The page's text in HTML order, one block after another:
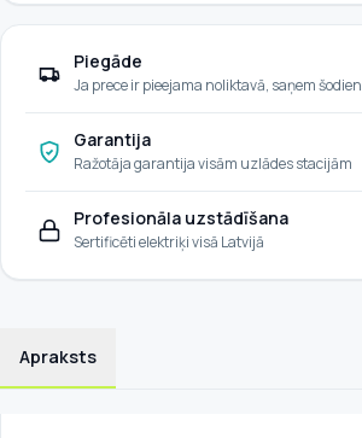
Piegāde
Ja prece ir pieejama noliktavā, saņem šodien
Garantija
Ražotāja garantija visām uzlādes stacijām
Profesionāla uzstādīšana
Sertificēti elektriķi visā Latvijā
Apraksts